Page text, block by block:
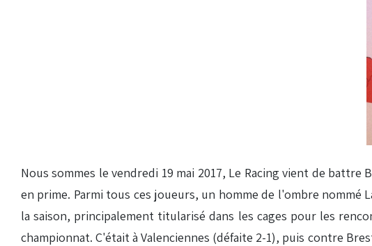
Nous sommes le vendredi 19 mai 2017, Le Racing vient de
en prime. Parmi tous ces joueurs, un homme de l'ombre
la saison, principalement titularisé dans les cages pour les
championnat. C'était à Valenciennes (défaite 2-1), puis contre